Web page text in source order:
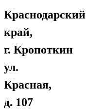
Краснодарский
край,
г. Кропоткин
ул.
Красная,
д. 107